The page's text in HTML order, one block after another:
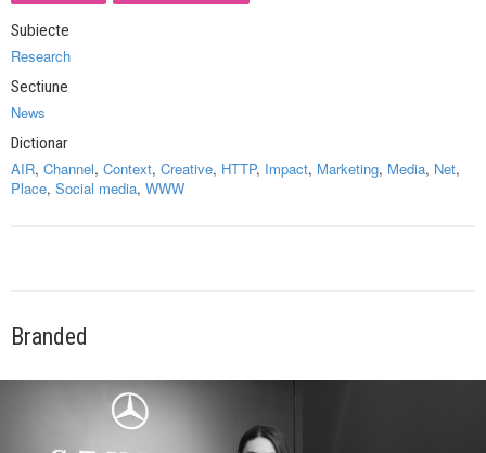
Subiecte
Research
Sectiune
News
Dictionar
AIR, Channel, Context, Creative, HTTP, Impact, Marketing, Media, Net,
Place, Social media, WWW
Branded